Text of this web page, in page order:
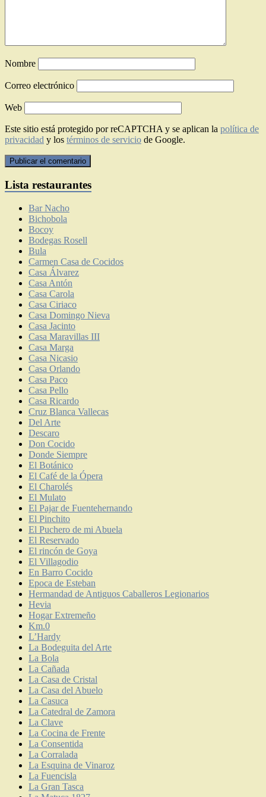
Nombre
Correo electrónico
Web
Este sitio está protegido por reCAPTCHA y se aplican la política de
privacidad y los términos de servicio de Google.
Lista restaurantes
Bar Nacho
Bichobola
Bocoy
Bodegas Rosell
Bula
Carmen Casa de Cocidos
Casa Álvarez
Casa Antón
Casa Carola
Casa Ciriaco
Casa Domingo Nieva
Casa Jacinto
Casa Maravillas III
Casa Marga
Casa Nicasio
Casa Orlando
Casa Paco
Casa Pello
Casa Ricardo
Cruz Blanca Vallecas
Del Arte
Descaro
Don Cocido
Donde Siempre
El Botánico
El Café de la Ópera
El Charolés
El Mulato
El Pajar de Fuentehernando
El Pinchito
El Puchero de mi Abuela
El Reservado
El rincón de Goya
El Villagodio
En Barro Cocido
Epoca de Esteban
Hermandad de Antiguos Caballeros Legionarios
Hevia
Hogar Extremeño
Km.0
L’Hardy
La Bodeguita del Arte
La Bola
La Cañada
La Casa de Cristal
La Casa del Abuelo
La Casuca
La Catedral de Zamora
La Clave
La Cocina de Frente
La Consentida
La Corralada
La Esquina de Vinaroz
La Fuencisla
La Gran Tasca